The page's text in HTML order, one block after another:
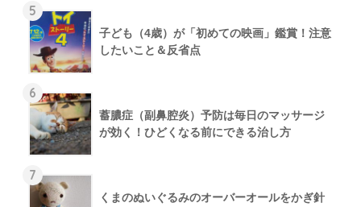
5
子ども（4歳）が「初めての映画」鑑賞！注意
したいこと＆反省点
6
蓄膿症（副鼻腔炎）予防は毎日のマッサージ
が効く！ひどくなる前にできる治し方
7
くまのぬいぐるみのオーバーオールをかぎ針